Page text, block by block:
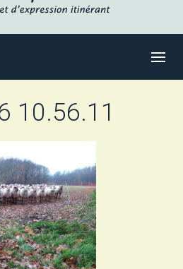
10.56.11